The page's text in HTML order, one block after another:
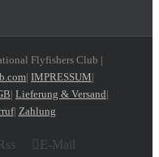
Flyfishers Club |
| IMPRESSUM|
| Lieferung & Versand|
| Zahlung
E-Mail